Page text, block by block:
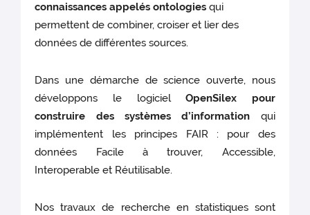
connaissances appelés ontologies qui
permettent de combiner, croiser et lier des
données de différentes sources.
Dans une démarche de science ouverte, nous
développons le logicielOpenSilex pour
construire des systèmes d’information qui
implémentent les principes FAIR : pour des
données Facile à trouver, Accessible,
Interoperable et Réutilisable.
Nos travaux de recherche en statistiques sont